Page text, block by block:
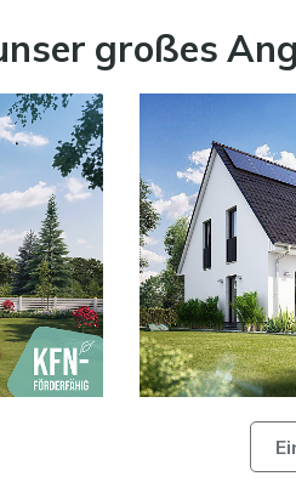
großes